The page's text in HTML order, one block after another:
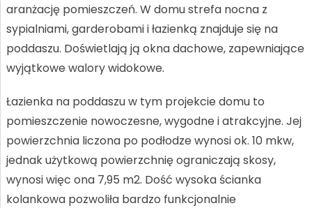
aranżację pomieszczeń. W domu strefa nocna z
sypialniami, garderobami i łazienką znajduje się na
poddaszu. Doświetlają ją okna dachowe, zapewniające
wyjątkowe walory widokowe.
Łazienka na poddaszu w tym projekcie domu to
pomieszczenie nowoczesne, wygodne i atrakcyjne. Jej
powierzchnia liczona po podłodze wynosi ok. 10 mkw,
jednak użytkową powierzchnię ograniczają skosy,
wynosi więc ona 7,95 m2. Dość wysoka ścianka
kolankowa pozwoliła bardzo funkcjonalnie